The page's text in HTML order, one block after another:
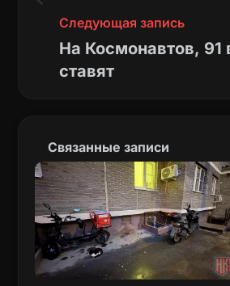
Следующая запись
На Космонавтов, 91
ставят
Связанные записи